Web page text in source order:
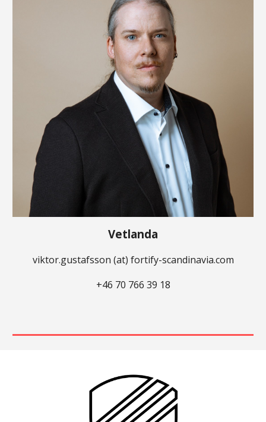
Vetlanda
viktor.gustafsson (at) fortify-scandinavia.com
+46 70 766 39 18